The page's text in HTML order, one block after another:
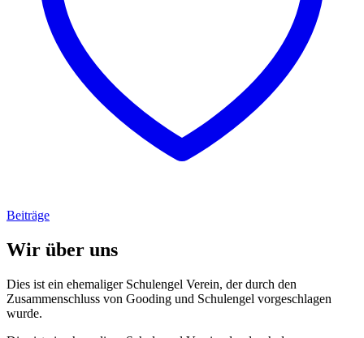
Beiträge
Wir über uns
Dies ist ein ehemaliger Schulengel Verein, der durch den
Zusammenschluss von Gooding und Schulengel vorgeschlagen
wurde.